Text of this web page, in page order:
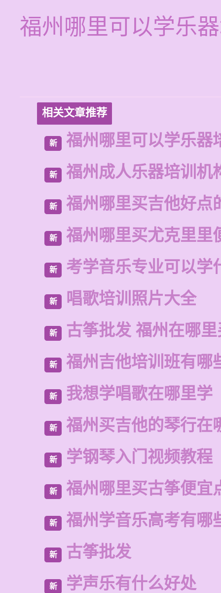
福州哪里可以学乐
相关文章推荐
新 福州哪里可以学乐器
新 福州成人乐器培训机
新 福州哪里买吉他好点
新 福州哪里买尤克里里
新 考学音乐专业可以学
新 唱歌培训照片大全
新 古筝批发 福州在哪
新 福州吉他培训班有哪
新 我想学唱歌在哪里学
新 福州买吉他的琴行在
新 学钢琴入门视频教程
新 福州哪里买古筝便宜
新 福州学音乐高考有哪
新 古筝批发
新 学声乐有什么好处